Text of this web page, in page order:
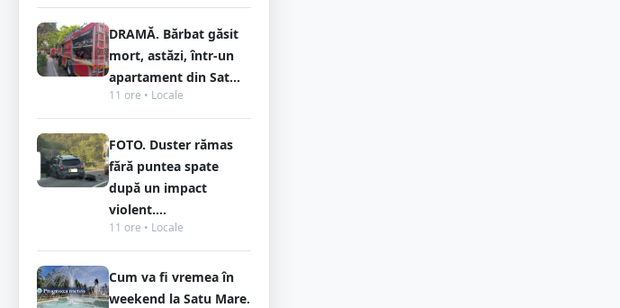
DRAMĂ. Bărbat găsit
mort, astăzi, într-un
apartament din Sat...
11 ore • Locale
FOTO. Duster rămas
fără puntea spate
după un impact
violent....
11 ore • Locale
Cum va fi vremea în
weekend la Satu Mare.